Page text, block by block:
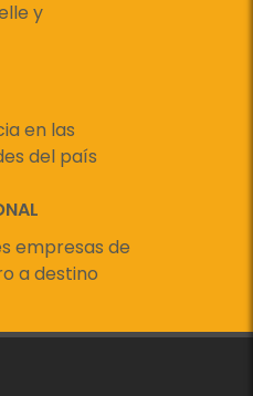
y
en las
del país
empresas de
a destino